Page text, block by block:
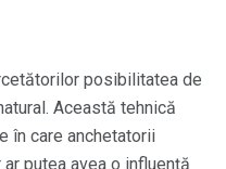
posibilitatea de
Această tehnică
în care anchetatorii
putea avea o influență